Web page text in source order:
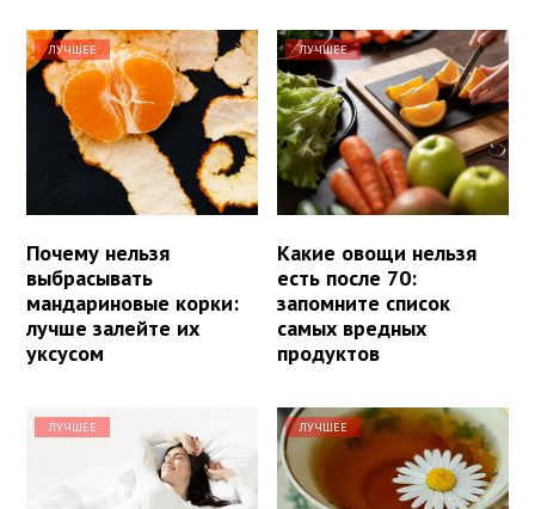
ЛУЧШЕЕ
Почему нельзя
выбрасывать
мандариновые корки:
лучше залейте их
уксусом
ЛУЧШЕЕ
Какие овощи нельзя
есть после 70:
запомните список
самых вредных
продуктов
ЛУЧШЕЕ ЛУЧШЕЕ